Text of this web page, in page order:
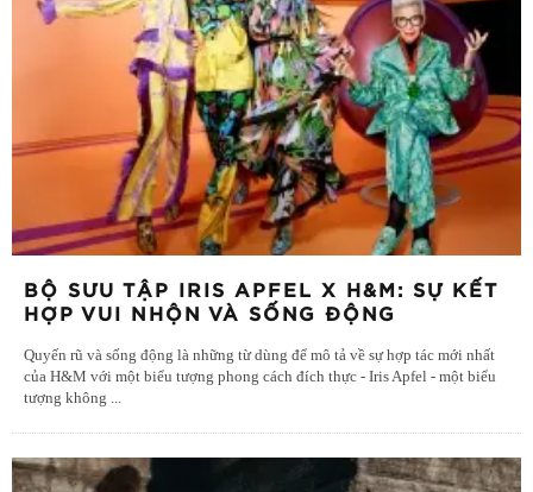
BỘ SƯU TẬP IRIS APFEL X H&M: SỰ KẾT
HỢP VUI NHỘN VÀ SỐNG ĐỘNG
Quyến rũ và sống động là những từ dùng để mô tả về sự hợp tác mới nhất
của H&M với một biểu tượng phong cách đích thực - Iris Apfel - một biểu
tượng không ...